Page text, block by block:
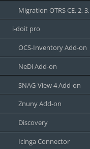
Migration OTRS CE, 2,
i-doit pro
OCS-Inventory Add-on
NeDi Add-on
SNAG-View 4 Add-on
Znuny Add-on
Discovery
Icinga Connector